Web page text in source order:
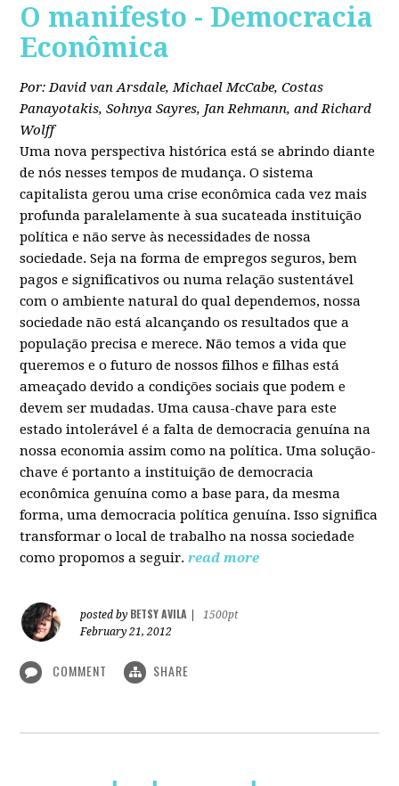
O manifesto - Democracia
Econômica
Por: David van Arsdale, Michael McCabe, Costas
Panayotakis, Sohnya Sayres, Jan Rehmann, and Richard
Wolff
Uma nova perspectiva histórica está se abrindo diante
de nós nesses tempos de mudança. O sistema
capitalista gerou uma crise econômica cada vez mais
profunda paralelamente à sua sucateada instituição
política e não serve às necessidades de nossa
sociedade. Seja na forma de empregos seguros, bem
pagos e significativos ou numa relação sustentável
com o ambiente natural do qual dependemos, nossa
sociedade não está alcançando os resultados que a
população precisa e merece. Não temos a vida que
queremos e o futuro de nossos filhos e filhas está
ameaçado devido a condições sociais que podem e
devem ser mudadas. Uma causa-chave para este
estado intolerável é a falta de democracia genuína na
nossa economia assim como na política. Uma solução-
chave é portanto a instituição de democracia
econômica genuína como a base para, da mesma
forma, uma democracia política genuína. Isso significa
transformar o local de trabalho na nossa sociedade
como propomos a seguir. read more
posted by BETSY AVILA
1500pt
February 21, 2012
COMMENT SHARE